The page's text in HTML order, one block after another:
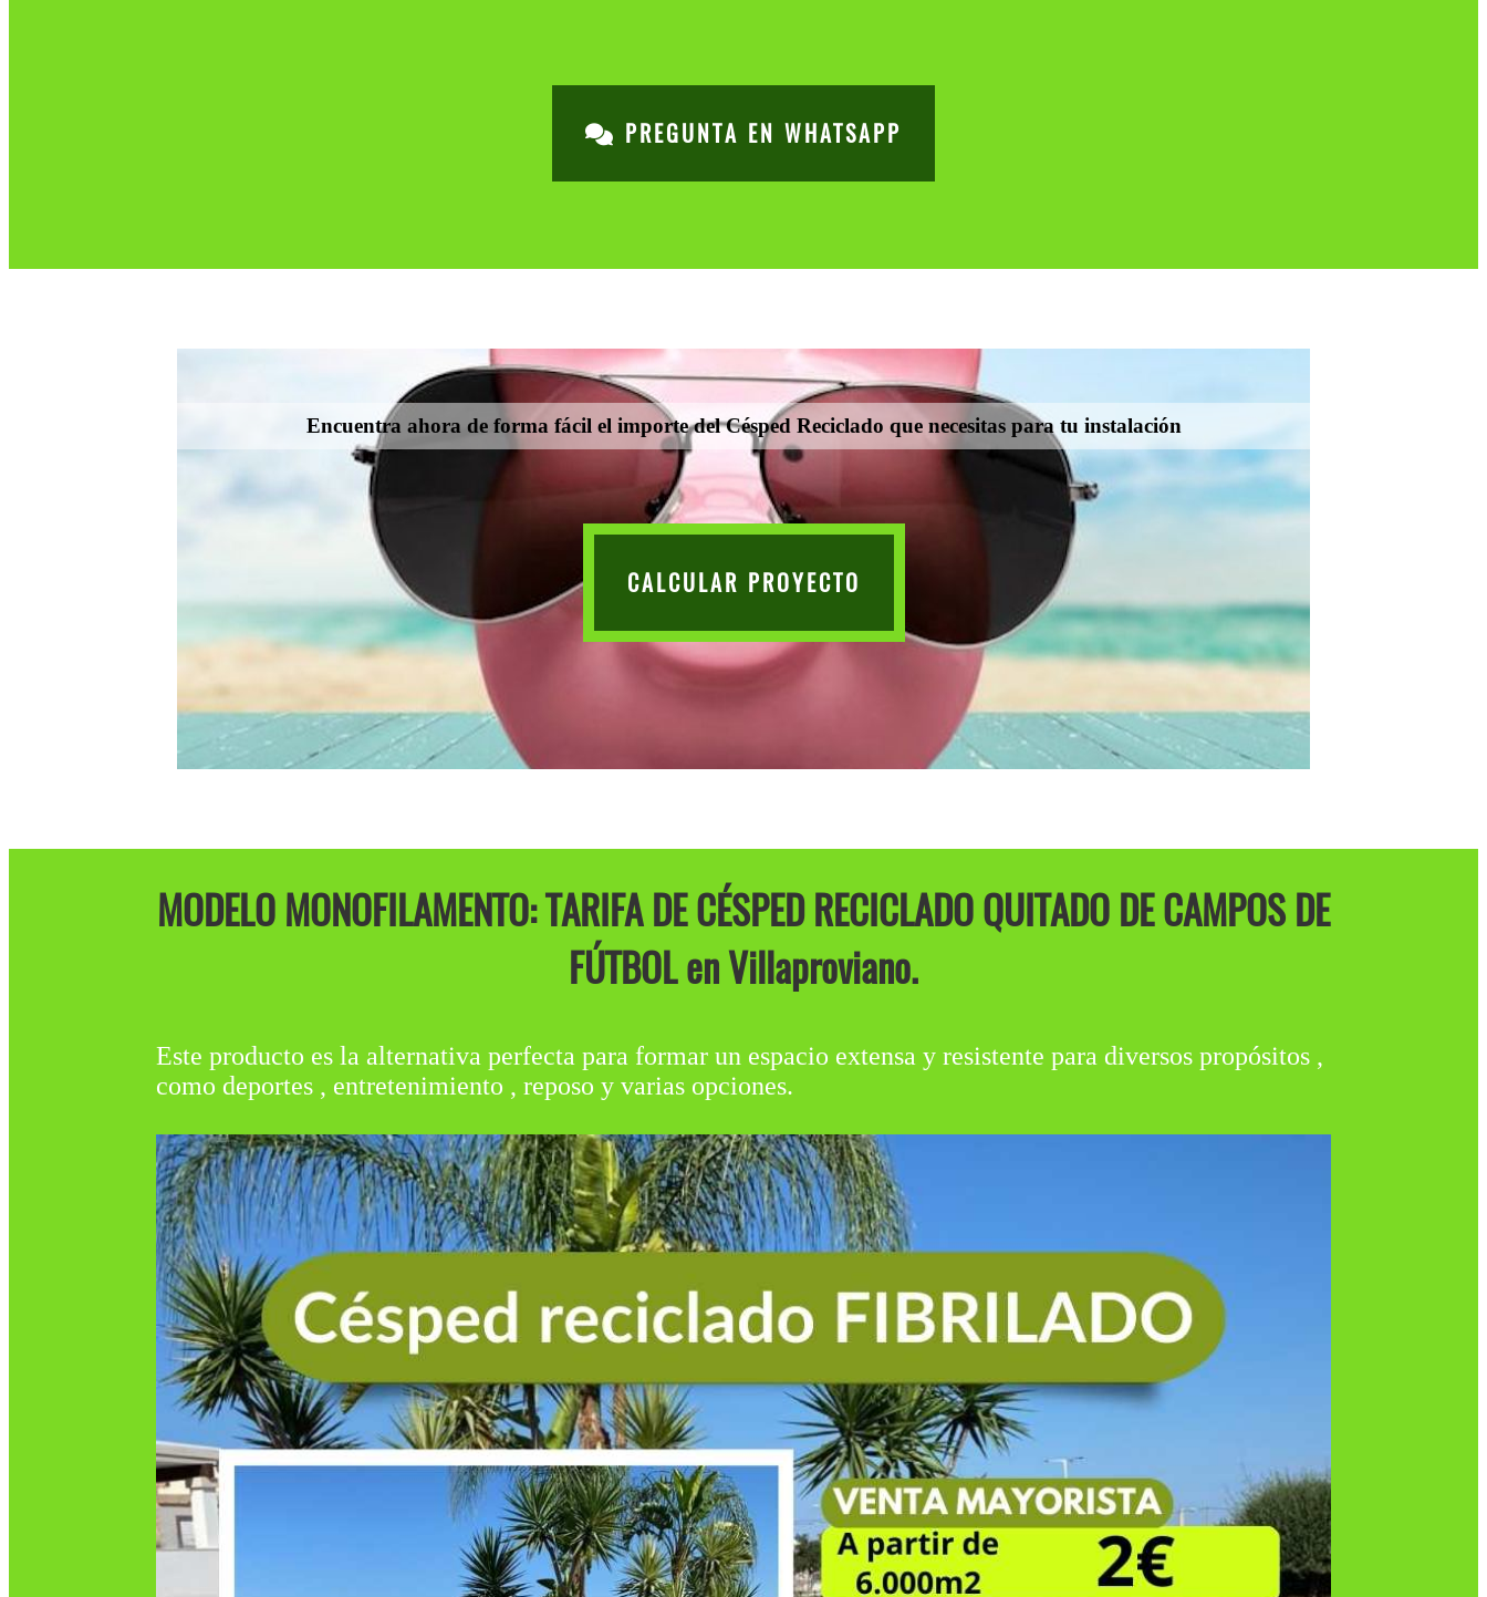
PREGUNTA EN WHATSAPP
Encuentra ahora de forma fácil el importe del Césped Reciclado que necesitas para tu instalación
CALCULAR PROYECTO
MODELO MONOFILAMENTO: TARIFA DE CÉSPED RECICLADO QUITADO DE CAMPOS DE
FÚTBOL en Villaproviano.
Este producto es la alternativa perfecta para formar un espacio extensa y resistente para diversos propósitos ,
como deportes , entretenimiento , reposo y varias opciones.